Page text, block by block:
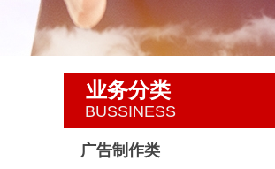
业务分类
BUSSINESS
广告制作类